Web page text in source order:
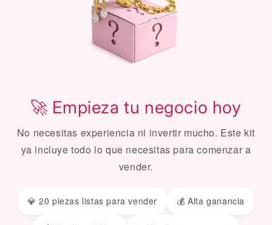
🚀 Empieza tu negocio hoy
No necesitas experiencia ni invertir mucho. Este kit
ya incluye todo lo que necesitas para comenzar a
vender.
💎 20 piezas listas para vender 💰 Alta ganancia